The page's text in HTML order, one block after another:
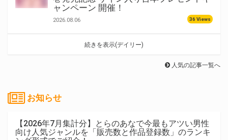
ャンペーン 開催！
2026.08.06 36 Views
続きを表示(デイリー)
人気の記事一覧へ
お知らせ
【2026年7月集計分】とらのあなで今最もアツい男性
向け人気ジャンルを「販売数と作品登録数」のランキ